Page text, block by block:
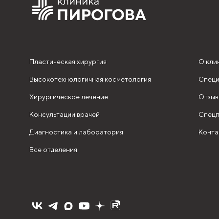
Пластическая хирургия
Высокотехнологичная косметология
Хирургическое лечение
Консультации врачей
Диагностика и лаборатория
Все отделения
О